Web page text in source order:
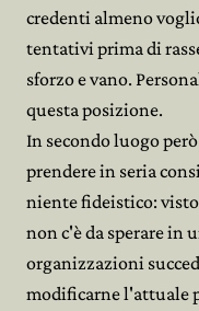
credenti almeno
tentativi prima di
sforzo e vano.
questa posizione.
In secondo luogo
prendere in seria
niente fideistico: visto
non c'è da sperare in
organizzazioni
modificarne l'attuale